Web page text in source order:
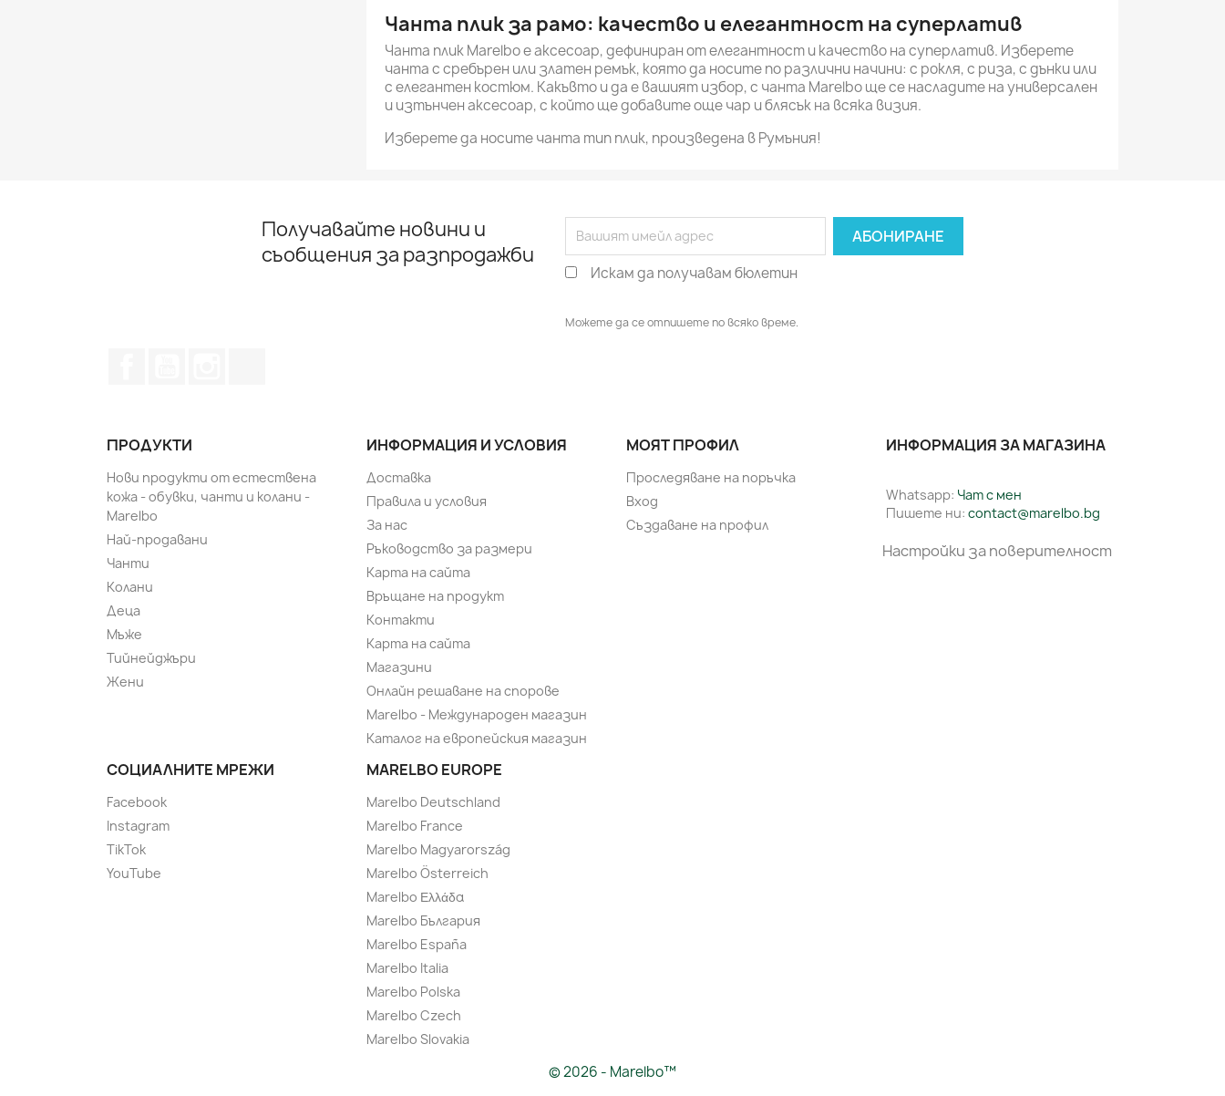
Чанта плик за рамо: качество и елегантност на суперлатив
Чанта плик Marelbo е аксесоар, дефиниран от елегантност и качество на суперлатив. Изберете
чанта с сребърен или златен ремък, която да носите по различни начини: с рокля, с риза, с дънки или
с елегантен костюм. Какъвто и да е вашият избор, с чанта Marelbo ще се насладите на универсален
и изтънчен аксесоар, с който ще добавите още чар и блясък на всяка визия.
Изберете да носите чанта тип плик, произведена в Румъния!
Получавайте новини и
съобщения за разпродажби
Искам да получавам бюлетин
Можете да се отпишете по всяко време.
ПРОДУКТИ
Нови продукти от естествена
кожа - обувки, чанти и колани -
Marelbo
Най-продавани
Чанти
Колани
Деца
Мъже
Тийнейджъри
Жени
ИНФОРМАЦИЯ И УСЛОВИЯ
Доставка
Правила и условия
За нас
Ръководство за размери
Карта на сайта
Връщане на продукт
Контакти
Карта на сайта
Магазини
Онлайн решаване на спорове
Marelbo - Международен магазин
Каталог на европейския магазин
СОЦИАЛНИТЕ МРЕЖИ
Facebook
Instagram
TikTok
YouTube
MARELBO EUROPE
Marelbo Deutschland
Marelbo France
Marelbo Magyarország
Marelbo Österreich
Marelbo Ελλάδα
Marelbo България
Marelbo España
Marelbo Italia
Marelbo Polska
Marelbo Czech
Marelbo Slovakia
МОЯТ ПРОФИЛ
Проследяване на поръчка
Вход
Създаване на профил
ИНФОРМАЦИЯ ЗА МАГАЗИНА
Whatsapp: Чат с мен
Пишете ни: contact@marelbo.bg
Настройки за поверителност
© 2026 - Marelbo™